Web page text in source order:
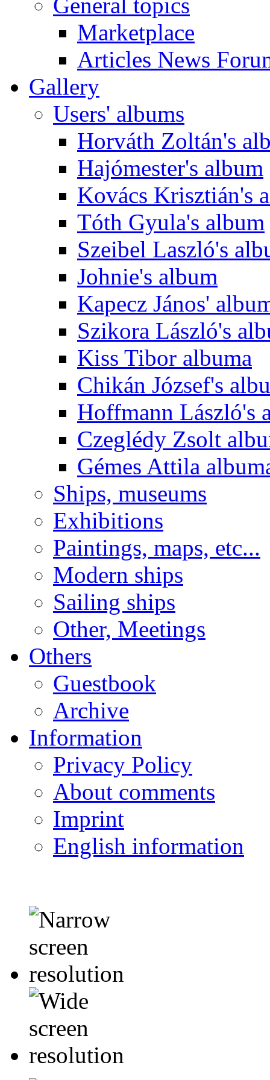
Marketplace
Articles News
Gallery
Users' albums
Horváth Zoltán's
Hajómester's album
Kovács Krisztián's
Tóth Gyula's album
Szeibel Laszló's
Johnie's album
Kapecz János'
Szikora László's
Kiss Tibor albuma
Chikán József's
Hoffmann László's
Czeglédy Zsolt
Gémes Attila
Ships, museums
Exhibitions
Paintings, maps, etc...
Modern ships
Sailing ships
Other, Meetings
Others
Guestbook
Archive
Information
Privacy Policy
About comments
Imprint
English information